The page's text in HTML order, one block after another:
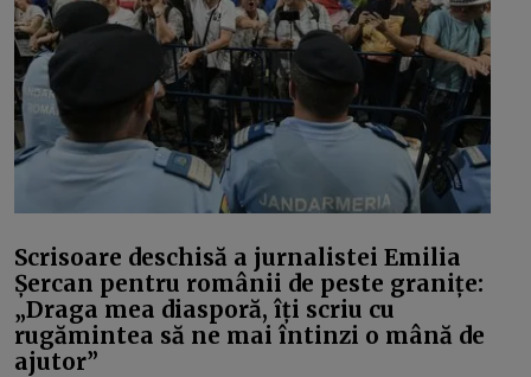
Scrisoare deschisă a jurnalistei Emilia
Șercan pentru românii de peste granițe:
„Draga mea diasporă, îți scriu cu
rugămintea să ne mai întinzi o mână de
ajutor”